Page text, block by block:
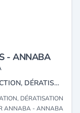
- ANNABA
ENTREPRISE DE NETTOYAGE, DÉSINFECTION, DÉRATISATION ET DÉSINSECTISATION.
DÉRATISATION
ANNABA - ANNABA